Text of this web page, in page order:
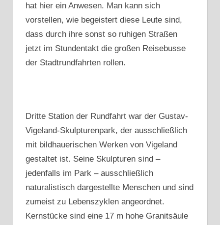
hat hier ein Anwesen. Man kann sich
vorstellen, wie begeistert diese Leute sind,
dass durch ihre sonst so ruhigen Straßen
jetzt im Stundentakt die großen Reisebusse
der Stadtrundfahrten rollen.
Dritte Station der Rundfahrt war der Gustav-
Vigeland-Skulpturenpark, der ausschließlich
mit bildhauerischen Werken von Vigeland
gestaltet ist. Seine Skulpturen sind –
jedenfalls im Park – ausschließlich
naturalistisch dargestellte Menschen und sind
zumeist zu Lebenszyklen angeordnet.
Kernstücke sind eine 17 m hohe Granitsäule